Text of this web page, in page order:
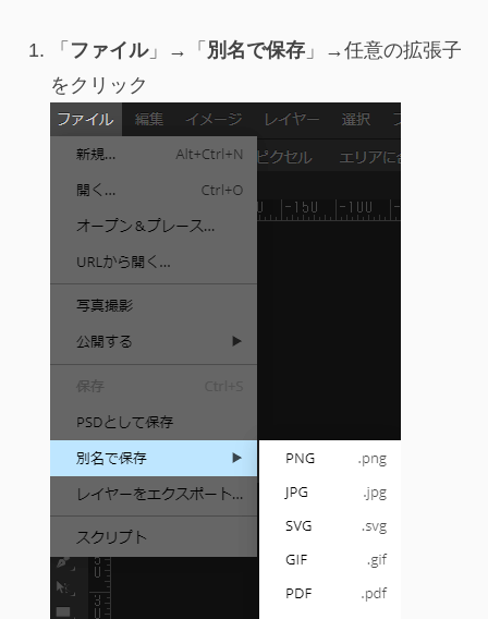
「 ファイル」→「 別名で保存」→任意の拡張子
をクリック